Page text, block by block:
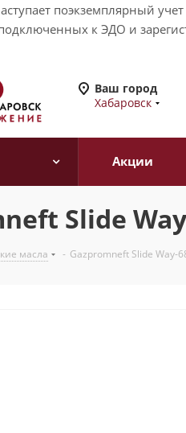
поэкземплярный
к ЭДО и
Ваш город
Хабаровск
Акции
Slide
масла - Gazpromneft Slide Way-